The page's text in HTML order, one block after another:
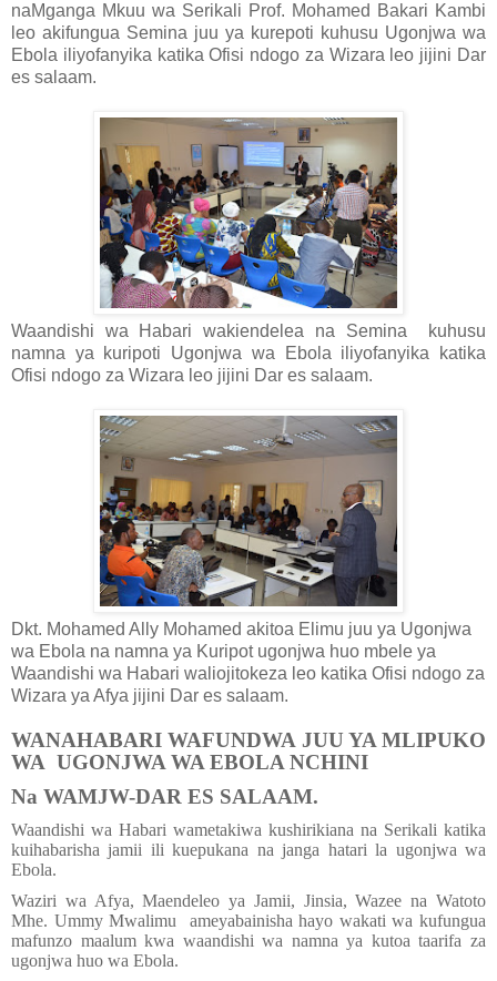
naMganga Mkuu wa Serikali Prof. Mohamed Bakari Kambi
leo akifungua Semina juu ya kurepoti kuhusu Ugonjwa wa
Ebola iliyofanyika katika Ofisi ndogo za Wizara leo jijini Dar
es salaam.
Waandishi wa Habari wakiendelea na Semina kuhusu
namna ya kuripoti Ugonjwa wa Ebola iliyofanyika katika
Ofisi ndogo za Wizara leo jijini Dar es salaam.
Dkt. Mohamed Ally Mohamed akitoa Elimu juu ya Ugonjwa
wa Ebola na namna ya Kuripot ugonjwa huo mbele ya
Waandishi wa Habari waliojitokeza leo katika Ofisi ndogo za
Wizara ya Afya jijini Dar es salaam.
WANAHABARI WAFUNDWA JUU YA MLIPUKO
WA UGONJWA WA EBOLA NCHINI
Na WAMJW-DAR ES SALAAM.
Waandishi wa Habari wametakiwa kushirikiana na Serikali katika
kuihabarisha jamii ili kuepukana na janga hatari la ugonjwa wa
Ebola.
Waziri wa Afya, Maendeleo ya Jamii, Jinsia, Wazee na Watoto
Mhe. Ummy Mwalimu
ameyabainisha hayo wakati wa kufungua
mafunzo maalum kwa waandishi wa namna ya kutoa taarifa za
ugonjwa huo wa Ebola.